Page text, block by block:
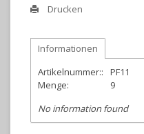
Drucken
Informationen
Artikelnummer::
PF11
Menge:
9
No information found